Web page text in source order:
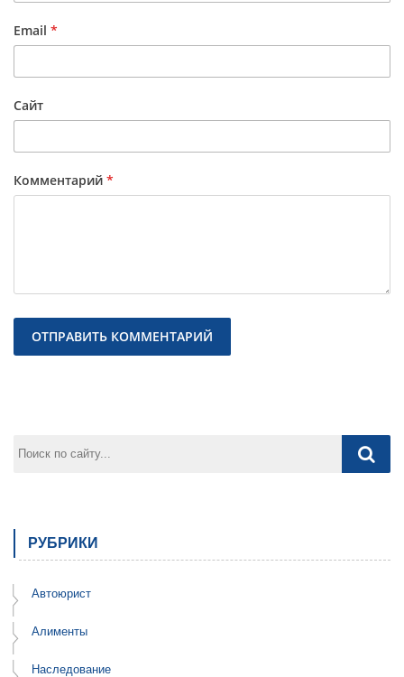
Email *
Сайт
Комментарий *
РУБРИКИ
Автоюрист
Алименты
Наследование